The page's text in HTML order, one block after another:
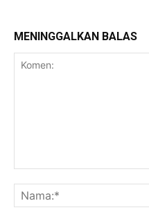
MENINGGALKAN BALAS